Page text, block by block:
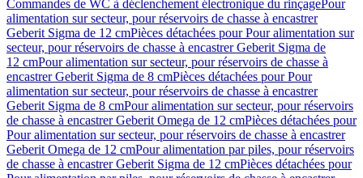
Commandes de WC à déclenchement électronique du rinçagePour
alimentation sur secteur, pour réservoirs de chasse à encastrer
Geberit Sigma de 12 cmPièces détachées pour Pour alimentation sur
secteur, pour réservoirs de chasse à encastrer Geberit Sigma de
12 cmPour alimentation sur secteur, pour réservoirs de chasse à
encastrer Geberit Sigma de 8 cmPièces détachées pour Pour
alimentation sur secteur, pour réservoirs de chasse à encastrer
Geberit Sigma de 8 cmPour alimentation sur secteur, pour réservoirs
de chasse à encastrer Geberit Omega de 12 cmPièces détachées pour
Pour alimentation sur secteur, pour réservoirs de chasse à encastrer
Geberit Omega de 12 cmPour alimentation par piles, pour réservoirs
de chasse à encastrer Geberit Sigma de 12 cmPièces détachées pour